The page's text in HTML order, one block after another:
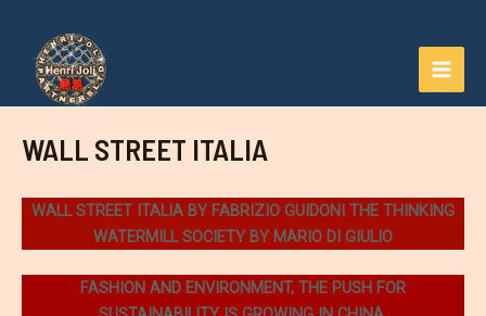
contenu
WALL STREET ITALIA
WALL STREET ITALIA BY FABRIZIO GUIDONI THE THINKING
WATERMILL SOCIETY BY MARIO DI GIULIO
FASHION AND ENVIRONMENT, THE PUSH FOR